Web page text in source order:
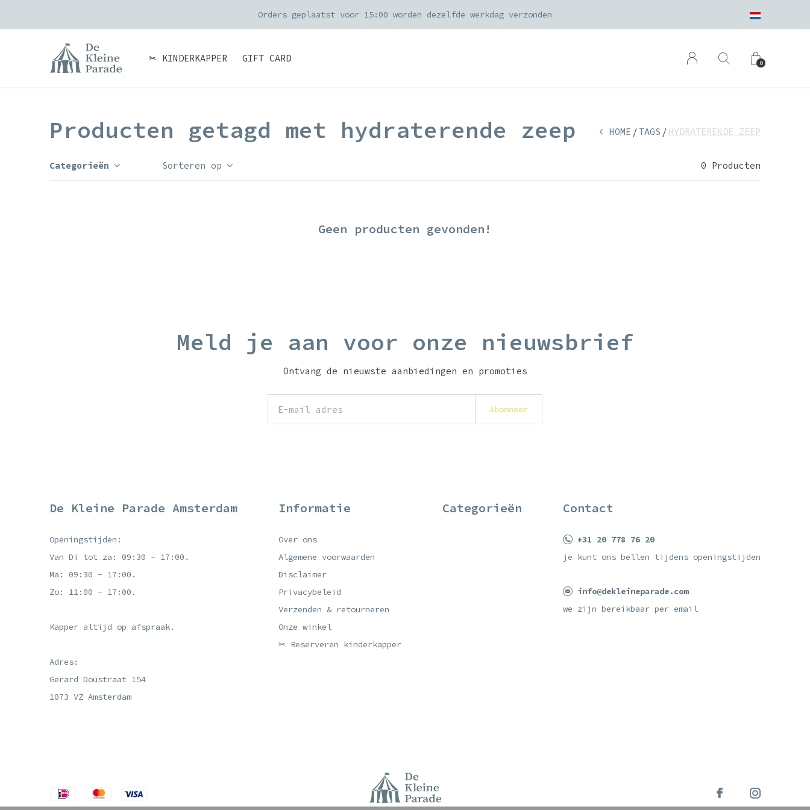
✂ KINDERKAPPER GIFT CARD 0
Orders geplaatst voor 15:00 worden dezelfde werkdag verzonden
Producten getagd met hydraterende zeep HOME TAGS HYDRATERENDE ZEEP
Categorieën Sorteren op 0 Producten
Geen producten gevonden!
Meld je aan voor onze nieuwsbrief
Ontvang de nieuwste aanbiedingen en promoties
Abonneer
De Kleine Parade Amsterdam
Openingstijden:
Van Di tot za: 09:30 - 17:00.
Ma: 09:30 - 17:00.
Zo: 11:00 - 17:00.
Kapper altijd op afspraak.
Adres:
Gerard Doustraat 154
1073 VZ Amsterdam
Informatie
Over ons
Algemene voorwaarden
Disclaimer
Privacybeleid
Verzenden & retourneren
Onze winkel
✂ Reserveren kinderkapper
Categorieën Contact
+31 20 778 76 20
je kunt ons bellen tijdens openingstijden
info@dekleineparade.com
we zijn bereikbaar per email